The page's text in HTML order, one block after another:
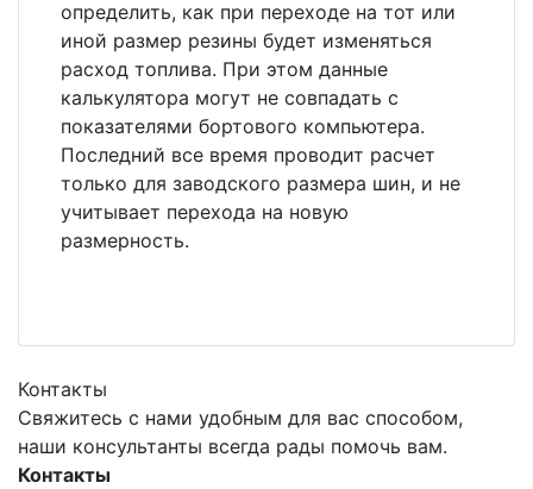
определить, как при переходе на тот или
иной размер резины будет изменяться
расход топлива. При этом данные
калькулятора могут не совпадать с
показателями бортового компьютера.
Последний все время проводит расчет
только для заводского размера шин, и не
учитывает перехода на новую
размерность.
Контакты
Свяжитесь с нами удобным для вас способом,
наши консультанты всегда рады помочь вам.
Контакты